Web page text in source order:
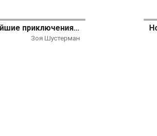
Новейшие приключения Колобка, или Наука думать для больших и маленьких. Часть 2
Зоя Шустерман